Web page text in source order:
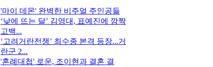
'마이 데몬' 완벽한 비주얼 주인공들
‘낮에 뜨는 달’ 김영대, 표예진에 깜짝
고백...
‘고려거란전쟁’ 최수종 본격 등장...거
란군 2...
'혼례대첩' 로운, 조이현과 결혼 결